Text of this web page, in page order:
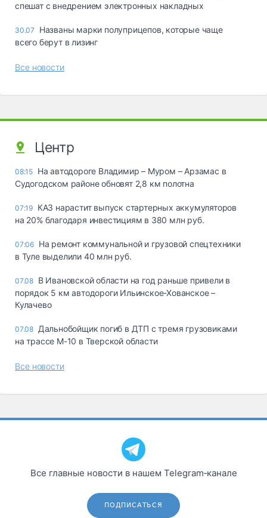
спешат с внедрением электронных накладных
30.07
Названы марки полуприцепов, которые чаще
всего берут в лизинг
Все новости
Центр
08:15 На автодороге Владимир – Муром – Арзамас в
Судогодском районе обновят 2,8 км полотна
07:19 КАЗ нарастит выпуск стартерных аккумуляторов
на 20% благодаря инвестициям в 380 млн руб.
07:06 На ремонт коммунальной и грузовой спецтехники
в Туле выделили 40 млн руб.
07.08 В Ивановской области на год раньше привели в
порядок 5 км автодороги Ильинское-Хованское –
Кулачево
07.08 Дальнобойщик погиб в ДТП с тремя грузовиками
на трассе М-10 в Тверской области
Все новости
Все главные новости в нашем Telegram‑канале
ПОДПИСАТЬСЯ